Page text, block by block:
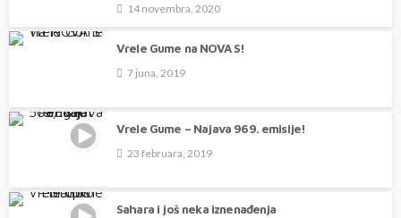
14 novembra, 2020
Vrele Gume na NOVA S!
7 juna, 2019
Vrele Gume – Najava 969. emisije!
23 februara, 2019
Sahara i još neka iznenađenja